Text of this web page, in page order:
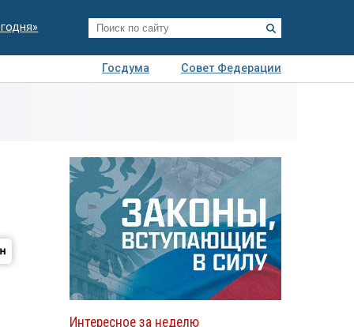
Госдума
Совет Федерации
Интересное за неделю